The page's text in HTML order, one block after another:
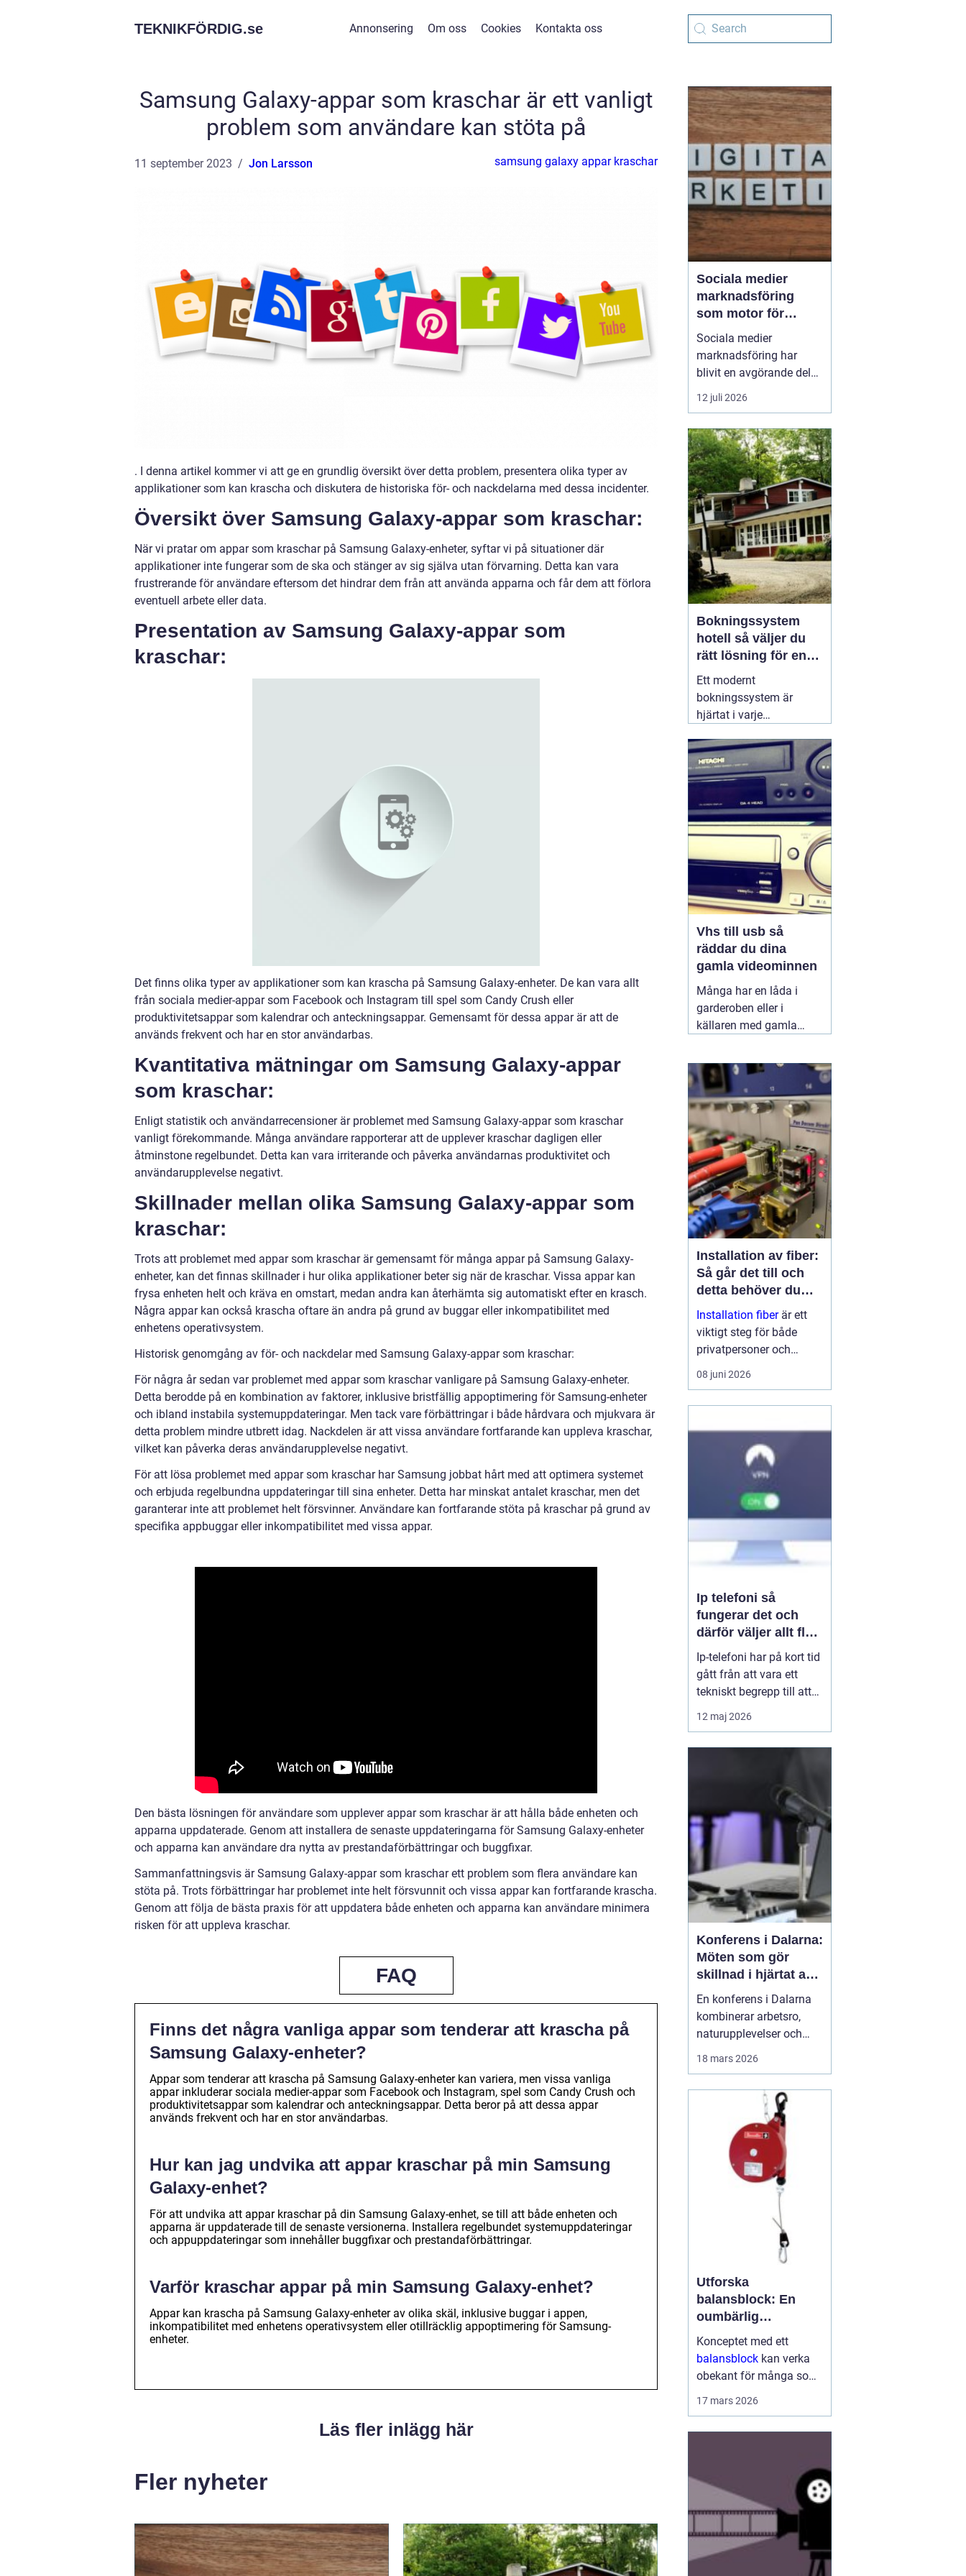
TEKNIKFÖRDIG.se Annonsering Om oss Cookies Kontakta oss
Samsung Galaxy-appar som kraschar är ett vanligt
problem som användare kan stöta på
11 september 2023 Jon Larsson samsung galaxy appar kraschar
. I denna artikel kommer vi att ge en grundlig översikt över detta problem, presentera olika typer av
applikationer som kan krascha och diskutera de historiska för- och nackdelarna med dessa incidenter.
Översikt över Samsung Galaxy-appar som kraschar:
När vi pratar om appar som kraschar på Samsung Galaxy-enheter, syftar vi på situationer där
applikationer inte fungerar som de ska och stänger av sig själva utan förvarning. Detta kan vara
frustrerande för användare eftersom det hindrar dem från att använda apparna och får dem att förlora
eventuell arbete eller data.
Presentation av Samsung Galaxy-appar som
kraschar:
Det finns olika typer av applikationer som kan krascha på Samsung Galaxy-enheter. De kan vara allt
från sociala medier-appar som Facebook och Instagram till spel som Candy Crush eller
produktivitetsappar som kalendrar och anteckningsappar. Gemensamt för dessa appar är att de
används frekvent och har en stor användarbas.
Kvantitativa mätningar om Samsung Galaxy-appar
som kraschar:
Enligt statistik och användarrecensioner är problemet med Samsung Galaxy-appar som kraschar
vanligt förekommande. Många användare rapporterar att de upplever kraschar dagligen eller
åtminstone regelbundet. Detta kan vara irriterande och påverka användarnas produktivitet och
användarupplevelse negativt.
Skillnader mellan olika Samsung Galaxy-appar som
kraschar:
Trots att problemet med appar som kraschar är gemensamt för många appar på Samsung Galaxy-
enheter, kan det finnas skillnader i hur olika applikationer beter sig när de kraschar. Vissa appar kan
frysa enheten helt och kräva en omstart, medan andra kan återhämta sig automatiskt efter en krasch.
Några appar kan också krascha oftare än andra på grund av buggar eller inkompatibilitet med
enhetens operativsystem.
Historisk genomgång av för- och nackdelar med Samsung Galaxy-appar som kraschar:
För några år sedan var problemet med appar som kraschar vanligare på Samsung Galaxy-enheter.
Detta berodde på en kombination av faktorer, inklusive bristfällig appoptimering för Samsung-enheter
och ibland instabila systemuppdateringar. Men tack vare förbättringar i både hårdvara och mjukvara är
detta problem mindre utbrett idag. Nackdelen är att vissa användare fortfarande kan uppleva kraschar,
vilket kan påverka deras användarupplevelse negativt.
För att lösa problemet med appar som kraschar har Samsung jobbat hårt med att optimera systemet
och erbjuda regelbundna uppdateringar till sina enheter. Detta har minskat antalet kraschar, men det
garanterar inte att problemet helt försvinner. Användare kan fortfarande stöta på kraschar på grund av
specifika appbuggar eller inkompatibilitet med vissa appar.
Den bästa lösningen för användare som upplever appar som kraschar är att hålla både enheten och
apparna uppdaterade. Genom att installera de senaste uppdateringarna för Samsung Galaxy-enheter
och apparna kan användare dra nytta av prestandaförbättringar och buggfixar.
Sammanfattningsvis är Samsung Galaxy-appar som kraschar ett problem som flera användare kan
stöta på. Trots förbättringar har problemet inte helt försvunnit och vissa appar kan fortfarande krascha.
Genom att följa de bästa praxis för att uppdatera både enheten och apparna kan användare minimera
risken för att uppleva kraschar.
FAQ
Finns det några vanliga appar som tenderar att krascha på
Samsung Galaxy-enheter?
Appar som tenderar att krascha på Samsung Galaxy-enheter kan variera, men vissa vanliga
appar inkluderar sociala medier-appar som Facebook och Instagram, spel som Candy Crush och
produktivitetsappar som kalendrar och anteckningsappar. Detta beror på att dessa appar
används frekvent och har en stor användarbas.
Hur kan jag undvika att appar kraschar på min Samsung
Galaxy-enhet?
För att undvika att appar kraschar på din Samsung Galaxy-enhet, se till att både enheten och
apparna är uppdaterade till de senaste versionerna. Installera regelbundet systemuppdateringar
och appuppdateringar som innehåller buggfixar och prestandaförbättringar.
Varför kraschar appar på min Samsung Galaxy-enhet?
Appar kan krascha på Samsung Galaxy-enheter av olika skäl, inklusive buggar i appen,
inkompatibilitet med enhetens operativsystem eller otillräcklig appoptimering för Samsung-
enheter.
Läs fler inlägg här
Fler nyheter
Sociala medier
marknadsföring
som motor för
företagstillväxt
Sociala medier
marknadsföring har
blivit en avgörande del
av hur företag växer,
bygger förtroende och
att arbeta strukturerat
med innehåll,
annonsering och
uppföljning kan företag
s...
12 juli 2026
Bokningssystem
hotell så väljer du
rätt lösning för en
effektivare vardag
Ett modernt
bokningssystem är
hjärtat i varje
gäster förväntar sig
snabb onlinebokning,
smidig incheckning och
tydlig kommunikation,
räcker det inte längre
med excelark eller
manuella listor. Ett
genomtänkt30 juni
2026
Vhs till usb så
räddar du dina
gamla videominnen
Många har en låda i
garderoben eller i
källaren med gamla
första steg,
skolavslutningar och
födelsedagar. Spelaren
fungerar kanske inte
längre, och varje år som
går riskerar banden att
bli sämre. Genom att
föra11 juni 2026
Installation av fiber:
Så går det till och
detta behöver du
veta
Installation fiberär ett
viktigt steg för både
privatpersoner och
företag som vill ha
stabilt och snabbt
tekniker och bra
utrustning få...
08 juni 2026
Ip telefoni så
fungerar det och
därför väljer allt fler
företag att byta
Ip-telefoni har på kort tid
gått från att vara ett
tekniskt begrepp till att
bli standardlösning för
många företag och
många att se över sin
telefoni, men
förändringen öppnar
också för smart...
12 maj 2026
Konferens i Dalarna:
Möten som gör
skillnad i hjärtat av
sverige
En konferens i Dalarna
kombinerar arbetsro,
naturupplevelser och
Regionen erbjuder en
tydlig paus från
vardagens tempo, utan
att ge avkall p&ari...
18 mars 2026
Utforska
balansblock: En
oumbärlig
komponent i
industrin
Konceptet med ett
balansblock kan verka
obekant för många som
17 mars 2026